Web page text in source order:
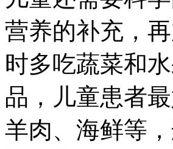
营养的补充，
时多吃蔬菜和
品，儿童患者
羊肉、海鲜等